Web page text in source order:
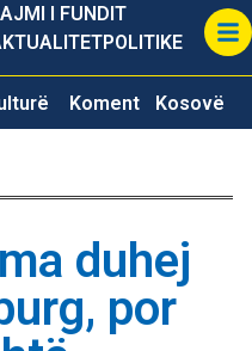
I FUNDIT
POLITIKE
Koment Kosovë
duhej
por